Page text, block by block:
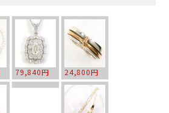
79,840円 24,800円